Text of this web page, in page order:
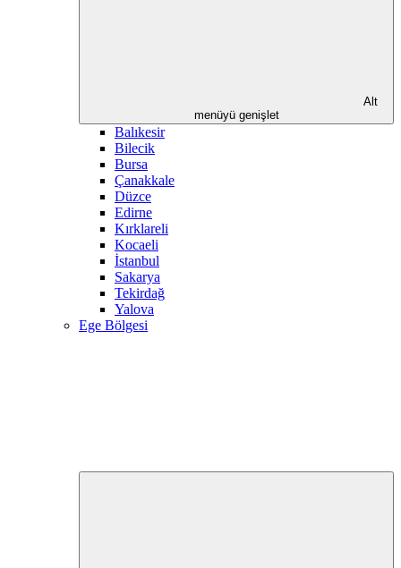
Alt
menüyü genişlet
Balıkesir
Bilecik
Bursa
Çanakkale
Düzce
Edirne
Kırklareli
Kocaeli
İstanbul
Sakarya
Tekirdağ
Yalova
Ege Bölgesi